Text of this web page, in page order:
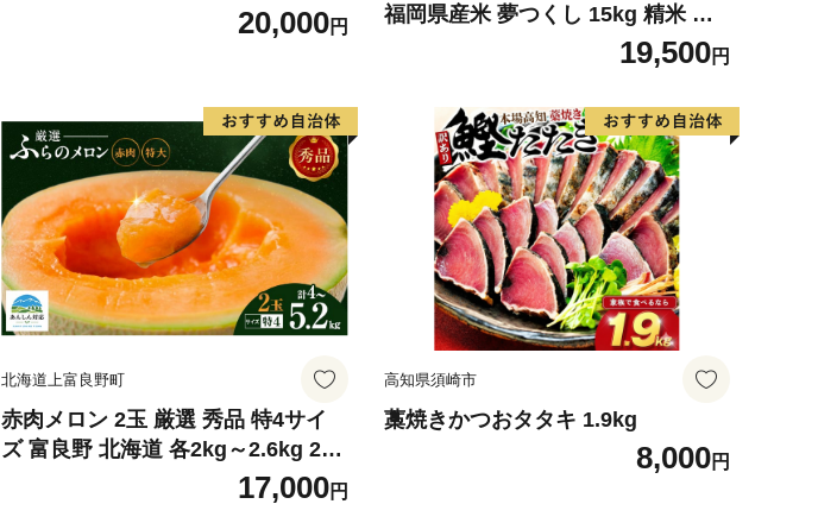
20,000円
福岡県産米 夢つくし 15kg 精米 ※
北海道・沖縄・離島は配送不可
19,500円
北海道上富良野町
赤肉メロン 2玉 厳選 秀品 特4サイ
ズ 富良野 北海道 各2kg～2.6kg 2玉
セット ファーム富良野 メロン めろ
ん 果物 くだもの フルーツ デザート
17,000円
高知県須崎市
藁焼きかつおタタキ 1.9kg
8,000円